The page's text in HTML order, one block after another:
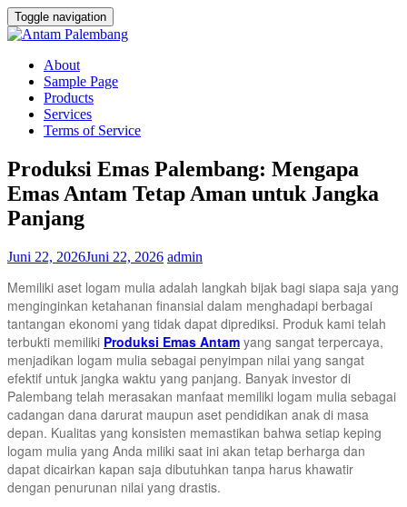
Toggle navigation
About
Sample Page
Products
Services
Terms of Service
Produksi Emas Palembang: Mengapa
Emas Antam Tetap Aman untuk Jangka
Panjang
Juni 22, 2026Juni 22, 2026 admin
Memiliki aset logam mulia adalah langkah bijak bagi siapa saja yang
menginginkan ketahanan finansial dalam menghadapi berbagai
tantangan ekonomi yang tidak dapat diprediksi. Produk kami telah
terbukti memiliki Produksi Emas Antam yang sangat terpercaya,
menjadikan logam mulia sebagai penyimpan nilai yang sangat
efektif untuk jangka waktu yang panjang. Banyak investor di
Palembang telah merasakan manfaat memiliki logam mulia sebagai
cadangan dana darurat maupun aset pendidikan anak di masa
depan. Kualitas yang konsisten memastikan bahwa setiap keping
logam mulia yang Anda miliki saat ini akan tetap berharga dan
dapat dicairkan kapan saja dibutuhkan tanpa harus khawatir
dengan penurunan nilai yang drastis.